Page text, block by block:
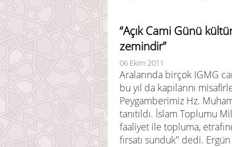
“Açık Cami Günü
zemindir”
06 Ekim 2011
Aralarında birçok IGMG
bu yıl da kapılarını
Peygamberimiz Hz.
tanıtıldı. İslam Toplumu
faaliyet ile topluma,
fırsatı sunduk" dedi.